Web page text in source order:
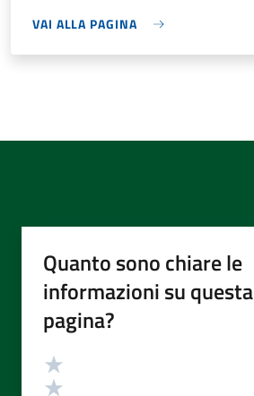
VAI ALLA PAGINA
Quanto sono chiare le
informazioni su questa
pagina?
Valutazione